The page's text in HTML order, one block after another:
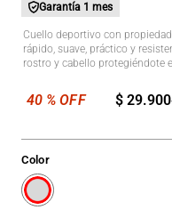
Garantía 1 mes
Cuello deportivo con
rápido, suave, práctico y
rostro y cabello protegiéndote
$ 29.900
Color